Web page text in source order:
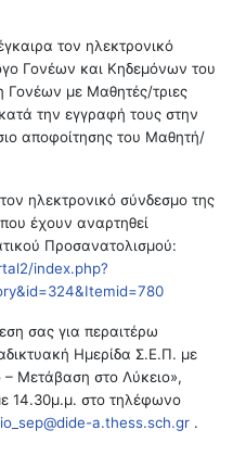
τον ηλεκτρονικό
Γονέων και Κηδεμόνων του
Γονέων με Μαθητές/τριες
την εγγραφή τους στην
αποφοίτησης του Μαθητή/
ηλεκτρονικό σύνδεσμο της
έχουν αναρτηθεί
Προσανατολισμού:
index.php?
σας για περαιτέρω
Ημερίδα Σ.Ε.Π. με
– Μετάβαση στο Λύκειο»,
14.30μ.μ. στο τηλέφωνο
a.thess.sch.gr .